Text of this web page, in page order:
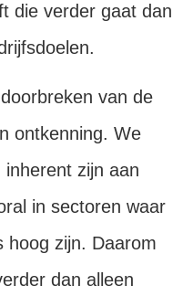
die verder gaat dan
van de
ontkenning. We
inherent zijn aan
in sectoren waar
hoog zijn. Daarom
dan alleen